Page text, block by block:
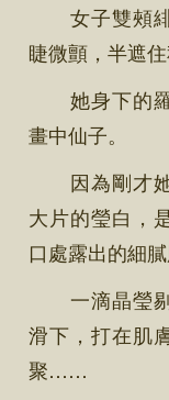
女子雙頰緋
睫微顫，半遮住
她身下的羅
畫中仙子。
因為剛才她
大片的瑩白，
口處露出的細膩
一滴晶瑩剔
滑下，打在肌
聚……